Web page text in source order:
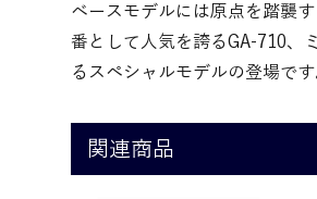
ベースモデルには原点を踏襲
番として人気を誇るGA-710、
るスペシャルモデルの登場で
関連商品